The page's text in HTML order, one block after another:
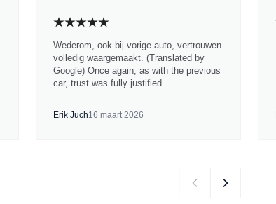
Wederom, ook bij vorige auto, vertrouwen
volledig waargemaakt. (Translated by
Google) Once again, as with the previous
car, trust was fully justified.
Erik Juch16 maart 2026